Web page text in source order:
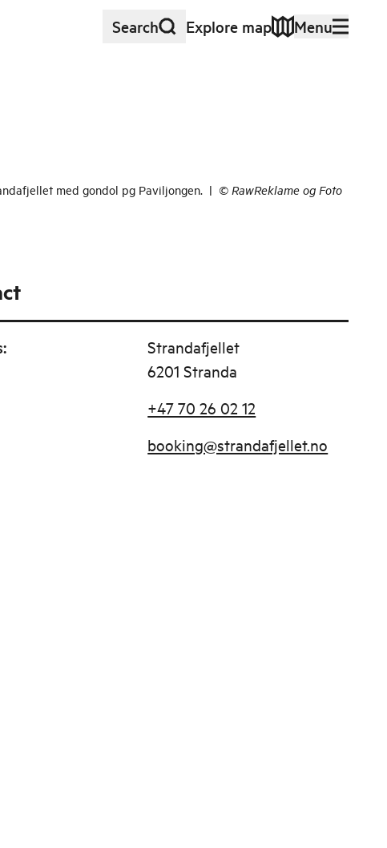
Search Explore map Menu
med gondol pg Paviljongen. | © RawReklame og Foto
:
Strandafjellet
6201 Stranda
+47 70 26 02 12
booking@strandafjellet.no